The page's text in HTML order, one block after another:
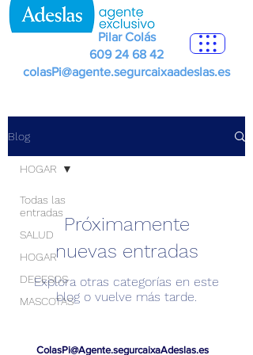
Pilar Colás
609 24 68 42
colasPi@agente.segurcaixaadeslas.es
Blog
Todas las
entradas
SALUD
HOGAR
DECESOS
MASCOTAS
HOGAR
Próximamente
nuevas entradas
Explora otras categorías en este
blog o vuelve más tarde.
ColasPi@Agente.segurcaixaAdeslas.es